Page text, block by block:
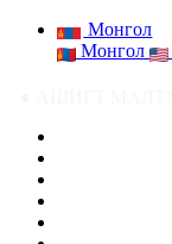
Монгол
Монгол